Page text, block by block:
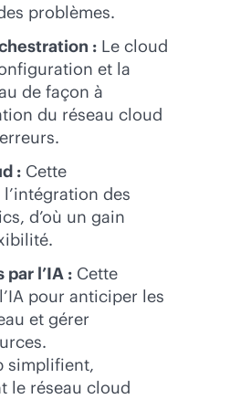
problèmes.
: Le cloud
et la
de façon à
du réseau cloud
: Cette
des
d’où un gain
l’IA : Cette
pour anticiper les
et gérer
simplifient,
le réseau cloud